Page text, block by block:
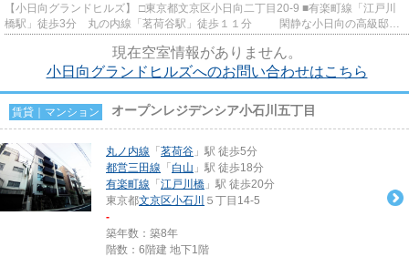
【小日向グランドヒルズ】 □東京都文京区小日向二丁目20-9 ■有楽町線「江戸川
橋駅」徒歩3分 丸の内線「茗荷谷駅」徒歩１１分 閑静な小日向の高級邸宅
現在空室情報がありません。
小日向グランドヒルズへのお問い合わせはこちら
賃貸｜マンション オープンレジデンシア小石川五丁目
丸ノ内線 「 茗荷谷 」駅 徒歩5分
都営三田線 「 白山 」駅 徒歩18分
有楽町線 「 江戸川橋 」駅 徒歩20分
東京都文京区小石川 ５丁目14-5
-
築年数：築8年
階数：6階建 地下1階